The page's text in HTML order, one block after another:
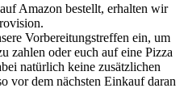
Amazon bestellt, erhalten wir
Vorbereitungstreffen ein, um
zahlen oder euch auf eine Pizza
natürlich keine zusätzlichen
vor dem nächsten Einkauf daran